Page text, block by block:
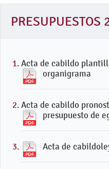
PRESUPUESTOS
Acta de cabildo
organigrama
Acta de cabildo
presupuesto de
Acta de